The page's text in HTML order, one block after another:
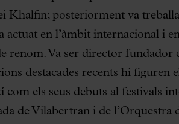
Khalfin; posteriorment va
en l’àmbit internacional i
renom. Va ser director fundador
destacades recents hi
com els seus debuts al festivals
de Vilabertran i de l’Orquestra